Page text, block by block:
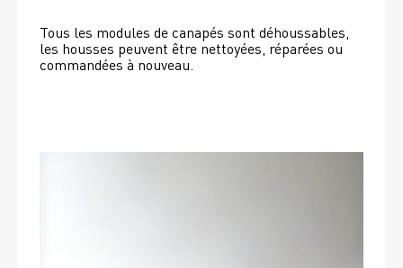
Tous les modules de canapés sont déhoussables,
les housses peuvent être nettoyées, réparées ou
commandées à nouveau.